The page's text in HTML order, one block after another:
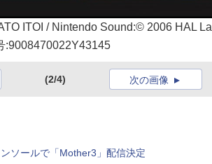
ITOI / Nintendo Sound:© 2006 HAL
:9008470022Y43145
(2/4) 次の画像
ソールで「Mother3」配信決定